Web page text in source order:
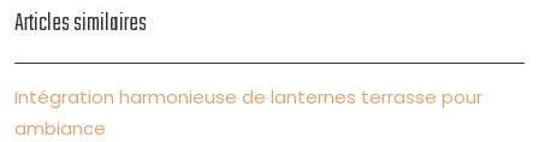
Articles similaires
Intégration harmonieuse de lanternes terrasse pour
ambiance